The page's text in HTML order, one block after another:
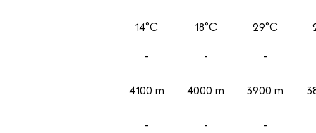
14°C
-
4100 m
-
18°C
-
4000 m
-
29°C
-
3900 m
-